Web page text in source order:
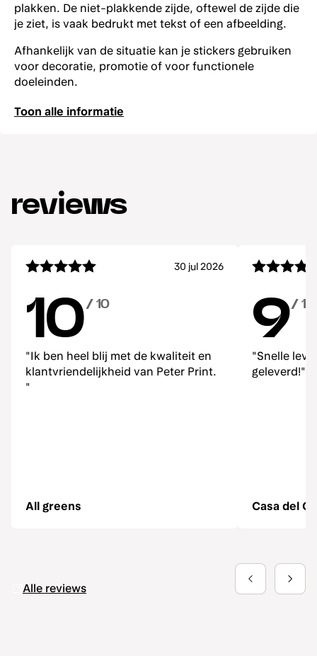
plakken. De niet-plakkende zijde, oftewel de zijde die
je ziet, is vaak bedrukt met tekst of een afbeelding.
Afhankelijk van de situatie kan je stickers gebruiken
voor decoratie, promotie of voor functionele
doeleinden.
Toon alle informatie
reviews
Alle reviews
30 jul 2026
10/ 10
"Ik ben heel blij met de kwaliteit en
klantvriendelijkheid van Peter Print.
"
All greens
9/ 10
"Snelle
geleverd!"
Casa del